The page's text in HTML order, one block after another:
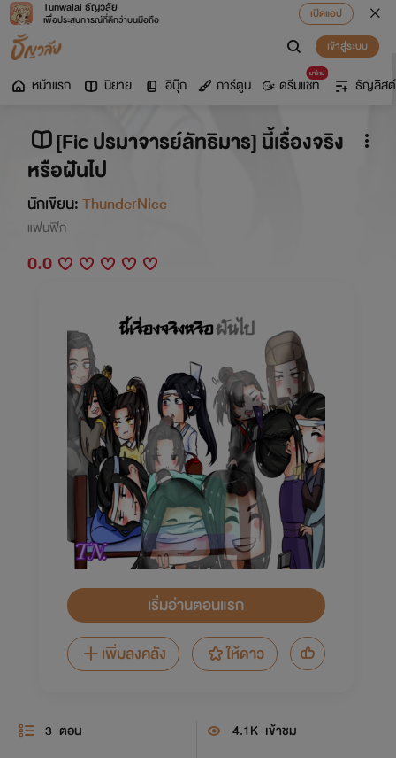
Tunwalai ธัญวลัย
เพื่อประสบการณ์ที่ดีกว่าบนมือถือ
เปิดแอป
เข้าสู่ระบบ
หน้าแรก นิยาย อีบุ๊ก การ์ตูน
มาใหม่
ดรีมแชท ธัญลิสต์
[Fic ปรมาจารย์ลัทธิมาร] นี้เรื่องจริง
หรือฝันไป
นักเขียน:ThunderNice
แฟนฟิก
0.0
เริ่มอ่านตอนแรก
เพิ่มลงคลัง
ให้ดาว
3 ตอน 4.1K เข้าชม